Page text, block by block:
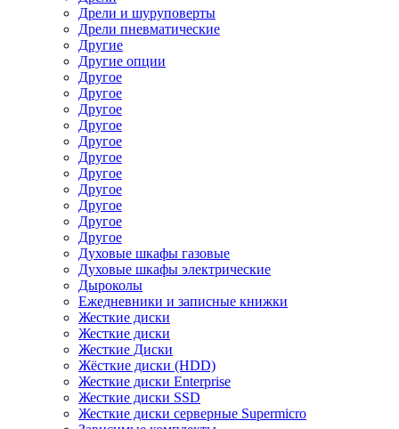
Дрели и шуруповерты
Дрели пневматические
Другие
Другие опции
Другое
Другое
Другое
Другое
Другое
Другое
Другое
Другое
Другое
Другое
Другое
Духовые шкафы газовые
Духовые шкафы электрические
Дыроколы
Ежедневники и записные книжки
Жесткие диски
Жесткие диски
Жесткие Диски
Жёсткие диски (HDD)
Жесткие диски Enterprise
Жесткие диски SSD
Жесткие диски серверные Supermicro